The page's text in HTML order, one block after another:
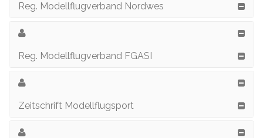
Reg. Modellflugverband Nordwes
Reg. Modellflugverband FGASI
Zeitschrift Modellflugsport